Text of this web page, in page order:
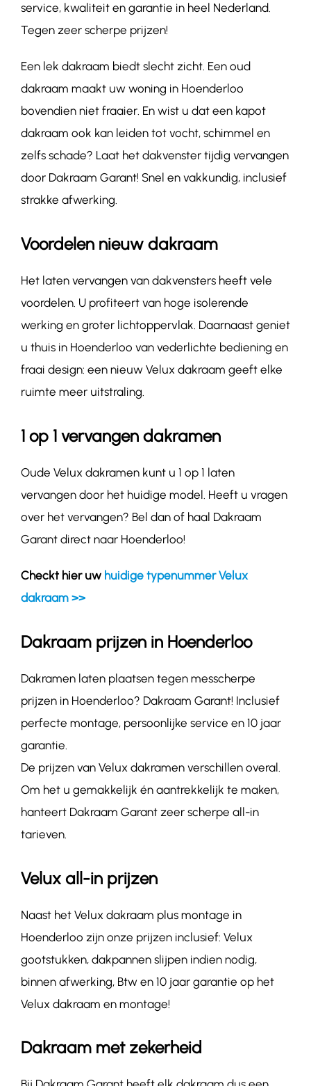
service, kwaliteit en garantie in heel Nederland.
Tegen zeer scherpe prijzen!
Een lek dakraam biedt slecht zicht. Een oud
dakraam maakt uw woning in Hoenderloo
bovendien niet fraaier. En wist u dat een kapot
dakraam ook kan leiden tot vocht, schimmel en
zelfs schade? Laat het dakvenster tijdig vervangen
door Dakraam Garant! Snel en vakkundig, inclusief
strakke afwerking.
Voordelen nieuw dakraam
Het laten vervangen van dakvensters heeft vele
voordelen. U profiteert van hoge isolerende
werking en groter lichtoppervlak. Daarnaast geniet
u thuis in Hoenderloo van vederlichte bediening en
fraai design: een nieuw Velux dakraam geeft elke
ruimte meer uitstraling.
1 op 1 vervangen dakramen
Oude Velux dakramen kunt u 1 op 1 laten
vervangen door het huidige model. Heeft u vragen
over het vervangen? Bel dan of haal Dakraam
Garant direct naar Hoenderloo!
Checkt hier uw huidige typenummer Velux
dakraam >>
Dakraam prijzen in Hoenderloo
Dakramen laten plaatsen tegen messcherpe
prijzen in Hoenderloo? Dakraam Garant! Inclusief
perfecte montage, persoonlijke service en 10 jaar
garantie.
De prijzen van Velux dakramen verschillen overal.
Om het u gemakkelijk én aantrekkelijk te maken,
hanteert Dakraam Garant zeer scherpe all-in
tarieven.
Velux all-in prijzen
Naast het Velux dakraam plus montage in
Hoenderloo zijn onze prijzen inclusief: Velux
gootstukken, dakpannen slijpen indien nodig,
binnen afwerking, Btw en 10 jaar garantie op het
Velux dakraam en montage!
Dakraam met zekerheid